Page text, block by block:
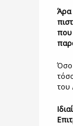
Όσο
του